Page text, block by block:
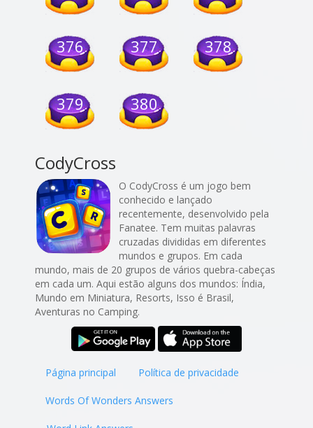
376 377 378
379 380
CodyCross
O CodyCross é um jogo bem
conhecido e lançado
recentemente, desenvolvido pela
Fanatee. Tem muitas palavras
cruzadas divididas em diferentes
mundos e grupos. Em cada
mundo, mais de 20 grupos de vários quebra-cabeças
em cada um. Aqui estão alguns dos mundos: Índia,
Mundo em Miniatura, Resorts, Isso é Brasil,
Aventuras no Camping.
Página principal Política de privacidade
Words Of Wonders Answers